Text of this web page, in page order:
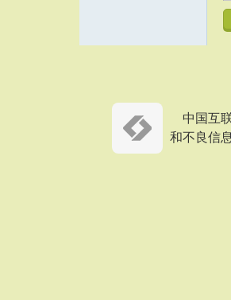
中国互
和不良信